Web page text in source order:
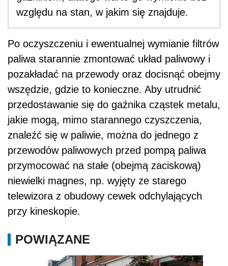
względu na stan, w jakim się znajduje.
Po oczyszczeniu i ewentualnej wymianie filtrów
paliwa starannie zmontować układ paliwowy i
pozakładać na przewody oraz docisnąć obejmy
wszędzie, gdzie to konieczne. Aby utrudnić
przedostawanie się do gaźnika cząstek metalu,
jakie mogą, mimo starannego czyszczenia,
znaleźć się w paliwie, można do jednego z
przewodów paliwowych przed pompą paliwa
przymocować na stałe (obejmą zaciskową)
niewielki magnes, np. wyjęty ze starego
telewizora z obudowy cewek odchylających
przy kineskopie.
POWIĄZANE